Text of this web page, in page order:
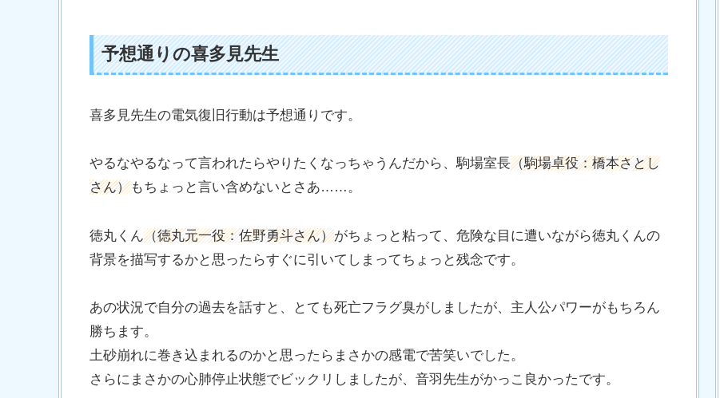
予想通りの喜多見先生
喜多見先生の電気復旧行動は予想通りです。
やるなやるなって言われたらやりたくなっちゃうんだから、駒場室長（駒場卓役：橋本さとし
さん）もちょっと言い含めないとさあ……。
徳丸くん（徳丸元一役：佐野勇斗さん）がちょっと粘って、危険な目に遭いながら徳丸くんの
背景を描写するかと思ったらすぐに引いてしまってちょっと残念です。
あの状況で自分の過去を話すと、とても死亡フラグ臭がしましたが、主人公パワーがもちろん
勝ちます。
土砂崩れに巻き込まれるのかと思ったらまさかの感電で苦笑いでした。
さらにまさかの心肺停止状態でビックリしましたが、音羽先生がかっこ良かったです。